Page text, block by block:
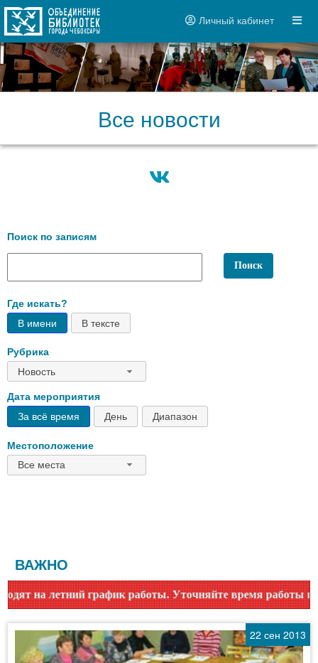
Личный кабинет
Все новости
Поиск по записям
Где искать?
В имени
В тексте
Рубрика
Новость
Дата мероприятия
За всё время
День Диапазон
Местоположение
Все места
ВАЖНО
Уточняйте время работы по номеру телефона
22 сен 2013